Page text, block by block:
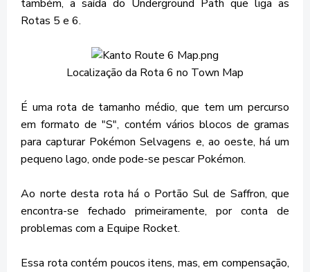
também, a saída do Underground Path que liga as
Rotas 5 e 6.
Localização da Rota 6 no Town Map
É uma rota de tamanho médio, que tem um percurso
em formato de "S", contém vários blocos de gramas
para capturar Pokémon Selvagens e, ao oeste, há um
pequeno lago, onde pode-se pescar Pokémon.
Ao norte desta rota há o Portão Sul de Saffron, que
encontra-se fechado primeiramente, por conta de
problemas com a Equipe Rocket.
Essa rota contém poucos itens, mas, em compensação,